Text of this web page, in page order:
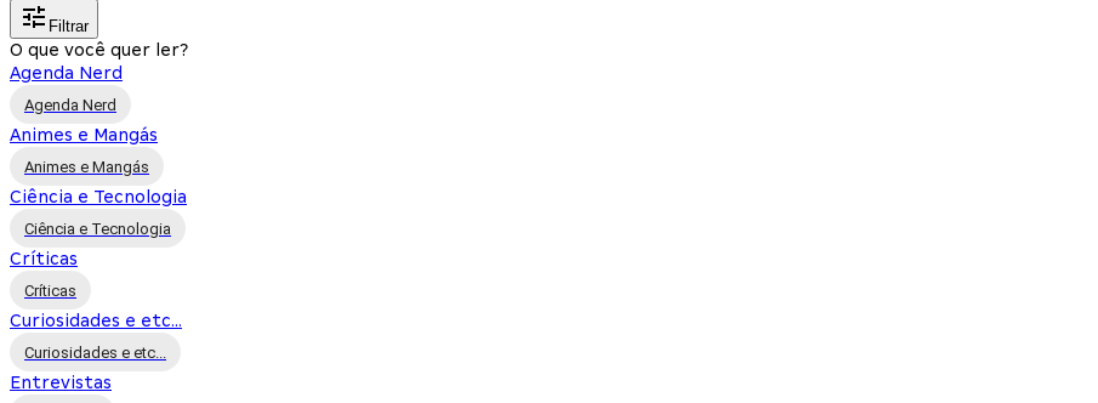
Filtrar
O que você quer ler?
Agenda Nerd
Agenda Nerd
Animes e Mangás
Animes e Mangás
Ciência e Tecnologia
Ciência e Tecnologia
Críticas
Críticas
Curiosidades e etc...
Curiosidades e etc...
Entrevistas